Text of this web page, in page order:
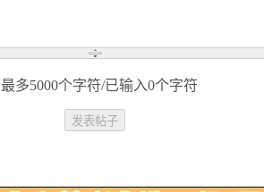
最多5000个字符/已输入0个字符